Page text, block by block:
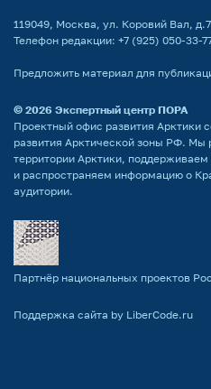
119049, Москва, ул. Коровий Вал,
Телефон редакции: +7 (925) 050-33-
Предложить материал для
© 2026 Экспертный центр ПОРА
Проектный офис развития Арктики
развития Арктической зоны РФ.
территории Арктики,
и распространяем информацию о
аудитории.
Партнёр национальных проектов
Поддержка сайта by LiberCode.ru